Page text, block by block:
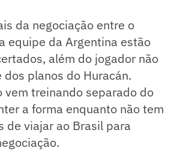
da negociação entre o
equipe da Argentina estão
além do jogador não
planos do Huracán.
vem treinando separado do
a forma enquanto não tem
de viajar ao Brasil para